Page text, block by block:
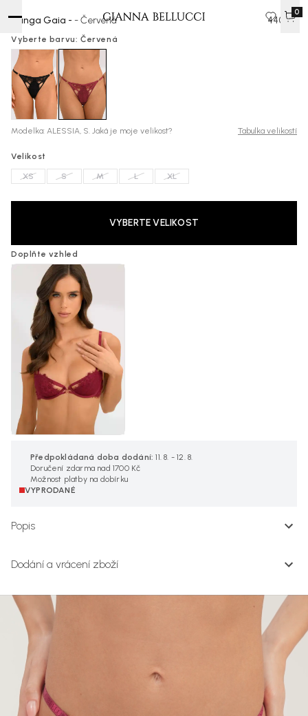
0
Tanga Gaia - - Červená 440 Kč
Vyberte barvu: Červená
Modelka: ALESSIA, S. Jaká je moje velikost? Tabulka velikostí
Velikost
XS S M L XL
VYBERTE VELIKOST
Doplňte vzhled
Předpokládaná doba dodání: 11. 8. - 12. 8.
Doručení zdarma nad 1700 Kč
Možnost platby na dobírku
VYPRODANÉ
Popis
Dodání a vrácení zboží